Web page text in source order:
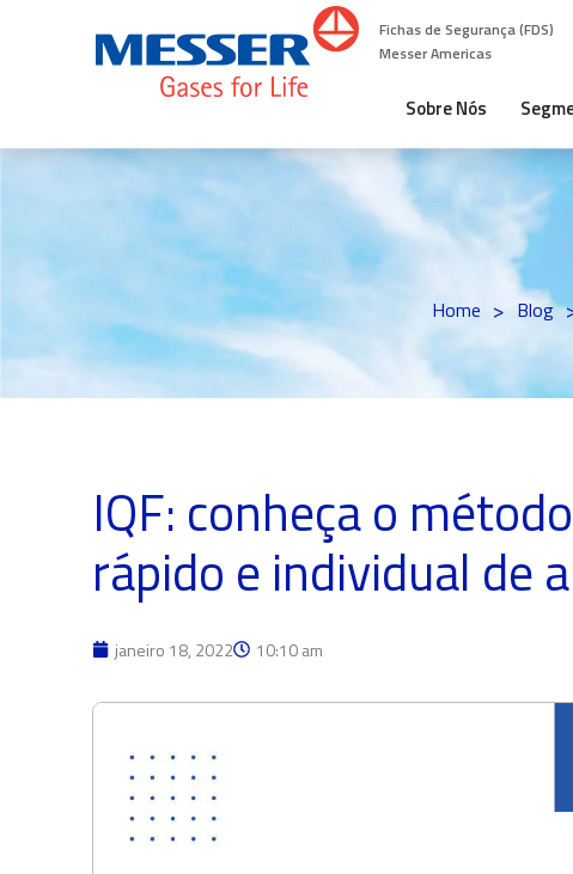
Fichas de Segurança (FDS)
Messer Americas
Sobre Nós
Home > Blog
IQF: conheça o
rápido e individual de
janeiro 18, 2022 10:10 am